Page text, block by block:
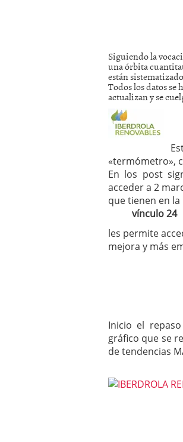
Siguiendo la
una órbita
están
Todos los datos se
actualizan y se
«termómetro»,
En los post
acceder a 2
que tienen en la
vínculo 24
les permite
mejora y más
Inicio el
gráfico que se
de tendencias